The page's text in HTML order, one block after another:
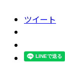
ツイート